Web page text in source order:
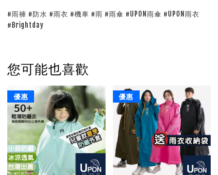
#雨褲 #防水 #雨衣 #機車 #雨 #雨傘 #UPON雨傘 #UPON雨衣
#Brightday
您可能也喜歡
優惠 優惠